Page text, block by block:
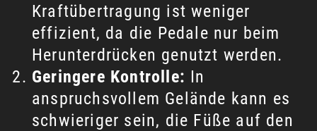
Kraftübertragung ist weniger
effizient, da die Pedale nur beim
Herunterdrücken genutzt werden.
Geringere Kontrolle: In
anspruchsvollem Gelände kann es
schwieriger sein, die Füße auf den